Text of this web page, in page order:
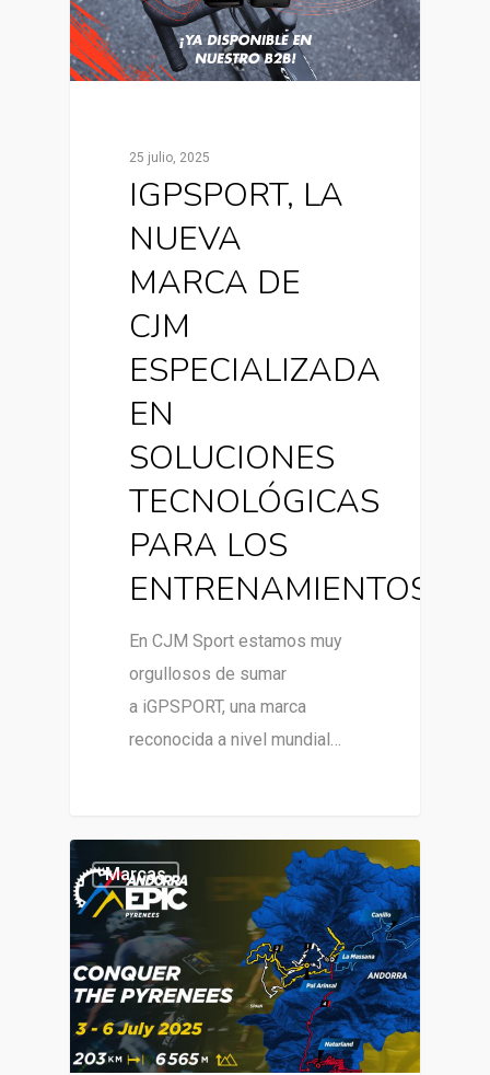
25 julio, 2025
IGPSPORT, LA
NUEVA
MARCA DE
CJM
ESPECIALIZADA
EN
SOLUCIONES
TECNOLÓGICAS
PARA LOS
ENTRENAMIENTOS
En CJM Sport estamos muy
orgullosos de sumar
a iGPSPORT, una marca
reconocida a nivel mundial…
Marcas